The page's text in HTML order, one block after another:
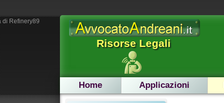
Risorse Legali
Home Applicazioni
Refinery89